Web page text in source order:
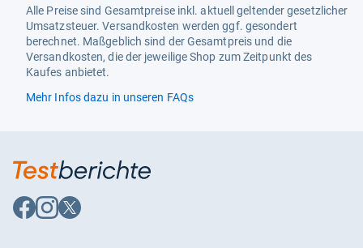
Alle Preise sind Gesamtpreise inkl. aktuell geltender gesetzlicher
Umsatzsteuer. Versandkosten werden ggf. gesondert
berechnet. Maßgeblich sind der Gesamtpreis und die
Versandkosten, die der jeweilige Shop zum Zeitpunkt des
Kaufes anbietet.
Mehr Infos dazu in unseren FAQs
Auf
Facebook
Auf
Instagram
Auf
X